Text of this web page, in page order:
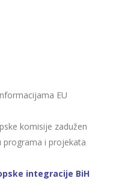
EU
komisije zadužen
programa i projekata
integracije BiH